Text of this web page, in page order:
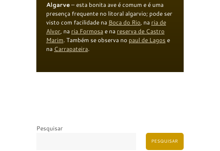
Algarve– esta bonita ave é comum e é uma
presença frequente no litoral algarvio; pode ser
visto com facilidade na Boca do Rio, na ria de
Alvor, na ria Formosae na reserva de Castro
Marim. Também se observa no paulde Lagose
na Carrapateira.
Pesquisar
PESQUISAR